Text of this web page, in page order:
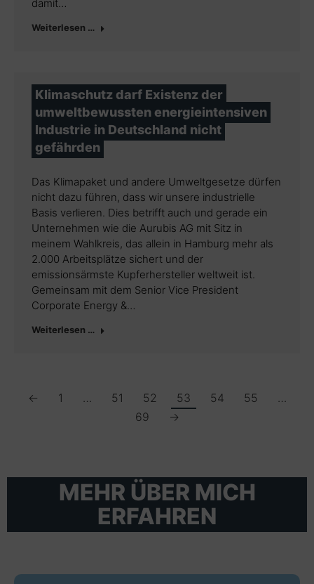
damit…
Weiterlesen …
Klimaschutz darf Existenz der
umweltbewussten energieintensiven
Industrie in Deutschland nicht
gefährden
Das Klimapaket und andere Umweltgesetze dürfen
nicht dazu führen, dass wir unsere industrielle
Basis verlieren. Dies betrifft auch und gerade ein
Unternehmen wie die Aurubis AG mit Sitz in
meinem Wahlkreis, das allein in Hamburg mehr als
2.000 Arbeitsplätze sichert und der
emissionsärmste Kupferhersteller weltweit ist.
Gemeinsam mit dem Senior Vice President
Corporate Energy &…
Weiterlesen …
← 1 … 51 52 53 54 55
…
69
→
MEHR ÜBER MICH
ERFAHREN